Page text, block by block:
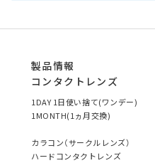
製品情報
コンタクトレンズ
1DAY 1日使い捨て(ワンデー)
1MONTH(1ヵ月交換)
カラコン（サークルレンズ）
ハードコンタクトレンズ